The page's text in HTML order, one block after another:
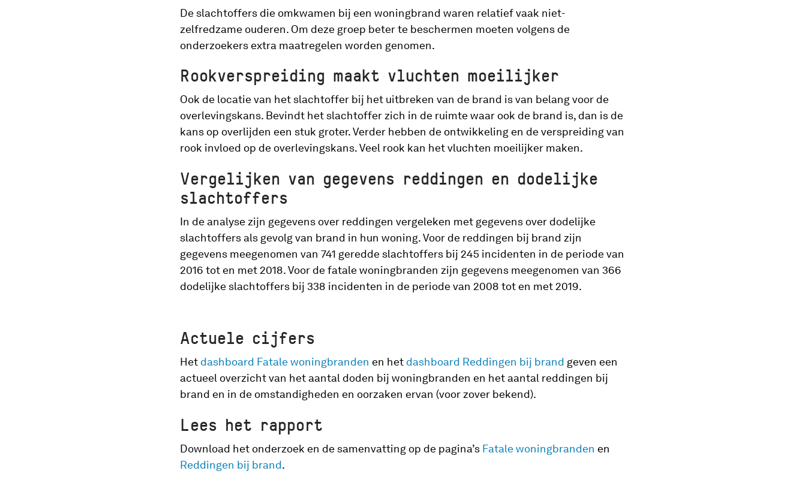
De slachtoffers die omkwamen bij een woningbrand waren relatief vaak niet-
zelfredzame ouderen. Om deze groep beter te beschermen moeten volgens de
onderzoekers extra maatregelen worden genomen.
Rookverspreiding maakt vluchten moeilijker
Ook de locatie van het slachtoffer bij het uitbreken van de brand is van belang voor de
overlevingskans. Bevindt het slachtoffer zich in de ruimte waar ook de brand is, dan is de
kans op overlijden een stuk groter. Verder hebben de ontwikkeling en de verspreiding van
rook invloed op de overlevingskans. Veel rook kan het vluchten moeilijker maken.
Vergelijken van gegevens reddingen en dodelijke
slachtoffers
In de analyse zijn gegevens over reddingen vergeleken met gegevens over dodelijke
slachtoffers als gevolg van brand in hun woning. Voor de reddingen bij brand zijn
gegevens meegenomen van 741 geredde slachtoffers bij 245 incidenten in de periode van
2016 tot en met 2018. Voor de fatale woningbranden zijn gegevens meegenomen van 366
dodelijke slachtoffers bij 338 incidenten in de periode van 2008 tot en met 2019.
Actuele cijfers
Het dashboard Fatale woningbranden en het dashboard Reddingen bij brand geven een
actueel overzicht van het aantal doden bij woningbranden en het aantal reddingen bij
brand en in de omstandigheden en oorzaken ervan (voor zover bekend).
Lees het rapport
Download het onderzoek en de samenvatting op de pagina’s Fatale woningbranden en
Reddingen bij brand.